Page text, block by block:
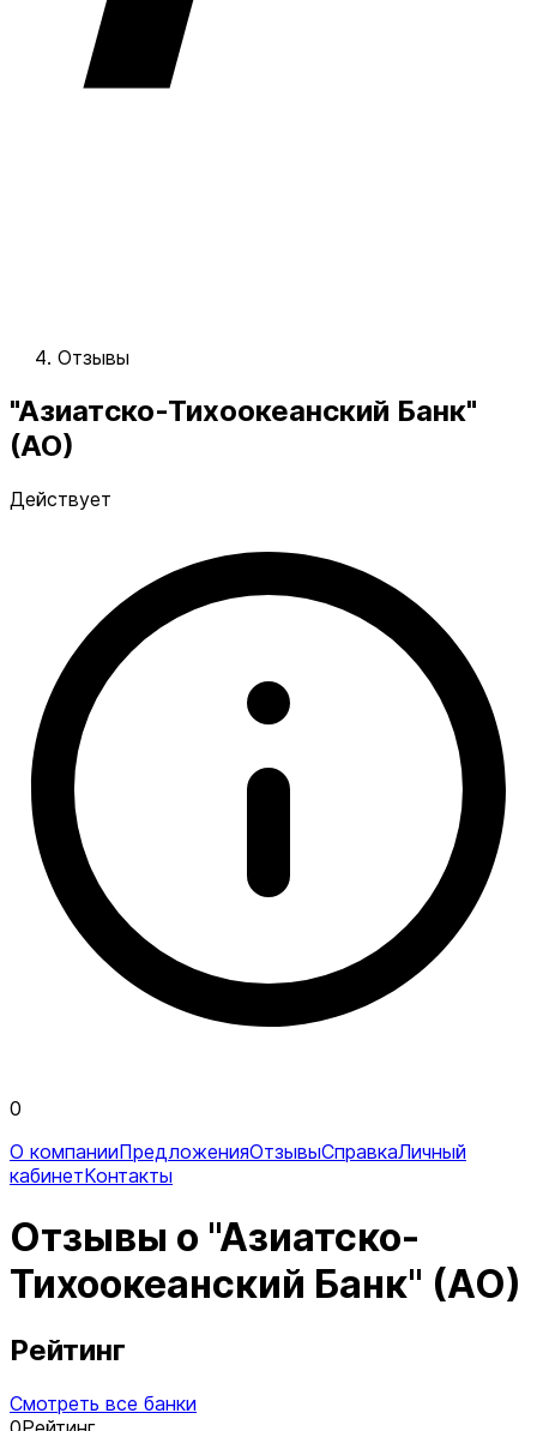
Отзывы
"Азиатско-Тихоокеанский Банк"
(АО)
Действует
0
О компанииПредложенияОтзывыСправкаЛичный
кабинетКонтакты
Отзывы о "Азиатско-
Тихоокеанский Банк" (АО)
Рейтинг
Смотреть все банки